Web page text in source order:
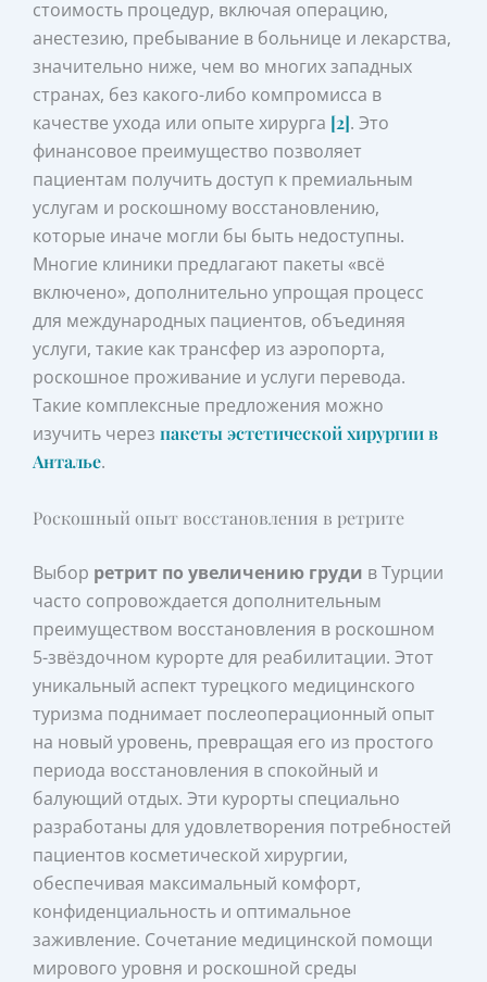
стоимость процедур, включая операцию,
анестезию, пребывание в больнице и лекарства,
значительно ниже, чем во многих западных
странах, без какого-либо компромисса в
качестве ухода или опыте хирурга [2]. Это
финансовое преимущество позволяет
пациентам получить доступ к премиальным
услугам и роскошному восстановлению,
которые иначе могли бы быть недоступны.
Многие клиники предлагают пакеты «всё
включено», дополнительно упрощая процесс
для международных пациентов, объединяя
услуги, такие как трансфер из аэропорта,
роскошное проживание и услуги перевода.
Такие комплексные предложения можно
изучить черезпакеты эстетической хирургии в
Анталье.
Роскошный опыт восстановления в ретрите
Выбор ретрит по увеличению груди в Турции
часто сопровождается дополнительным
преимуществом восстановления в роскошном
5-звёздочном курорте для реабилитации. Этот
уникальный аспект турецкого медицинского
туризма поднимает послеоперационный опыт
на новый уровень, превращая его из простого
периода восстановления в спокойный и
балующий отдых. Эти курорты специально
разработаны для удовлетворения потребностей
пациентов косметической хирургии,
обеспечивая максимальный комфорт,
конфиденциальность и оптимальное
заживление. Сочетание медицинской помощи
мирового уровня и роскошной среды